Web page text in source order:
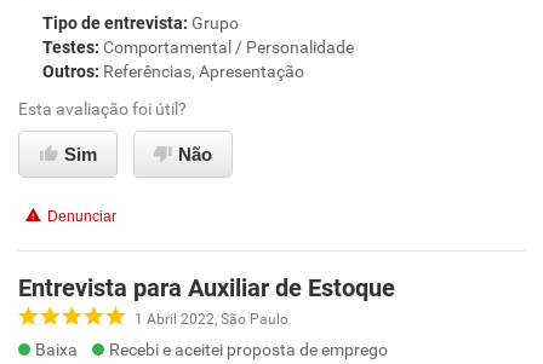
Tipo de entrevista: Grupo
Testes: Comportamental / Personalidade
Outros: Referências, Apresentação
Esta avaliação foi útil?
Sim Não
Denunciar
Entrevista para Auxiliar de Estoque
1 Abril 2022, São Paulo
Baixa Recebi e aceitei proposta de emprego